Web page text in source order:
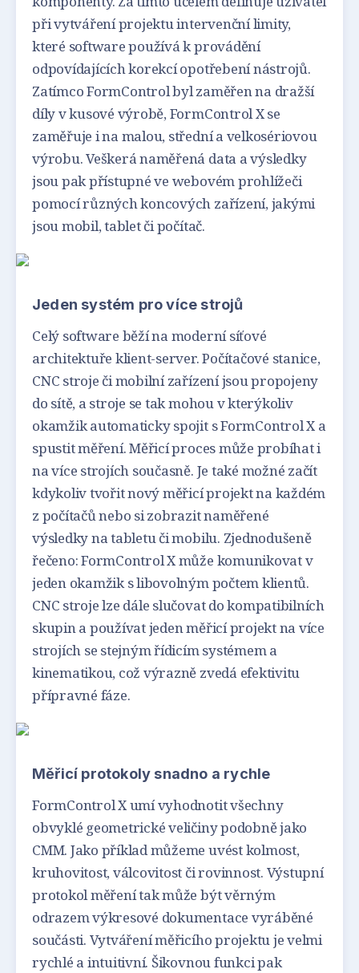
při vytváření projektu intervenční limity,
které software používá k provádění
odpovídajících korekcí opotřebení nástrojů.
Zatímco FormControl byl zaměřen na dražší
díly v kusové výrobě, FormControl X se
zaměřuje i na malou, střední a velkosériovou
výrobu. Veškerá naměřená data a výsledky
jsou pak přístupné ve webovém prohlížeči
pomocí různých koncových zařízení, jakými
jsou mobil, tablet či počítač.
Jeden systém pro více strojů
Celý software běží na moderní síťové
architektuře klient-server. Počítačové stanice,
CNC stroje či mobilní zařízení jsou propojeny
do sítě, a stroje se tak mohou v kterýkoliv
okamžik automaticky spojit s FormControl X a
spustit měření. Měřicí proces může probíhat i
na více strojích současně. Je také možné začít
kdykoliv tvořit nový měřicí projekt na každém
z počítačů nebo si zobrazit naměřené
výsledky na tabletu či mobilu. Zjednodušeně
řečeno: FormControl X může komunikovat v
jeden okamžik s libovolným počtem klientů.
CNC stroje lze dále slučovat do kompatibilních
skupin a používat jeden měřicí projekt na více
strojích se stejným řídicím systémem a
kinematikou, což výrazně zvedá efektivitu
přípravné fáze.
Měřicí protokoly snadno a rychle
FormControl X umí vyhodnotit všechny
obvyklé geometrické veličiny podobně jako
CMM. Jako příklad můžeme uvést kolmost,
kruhovitost, válcovitost či rovinnost. Výstupní
protokol měření tak může být věrným
odrazem výkresové dokumentace vyráběné
součásti. Vytváření měřicího projektu je velmi
rychlé a intuitivní. Šikovnou funkci pak